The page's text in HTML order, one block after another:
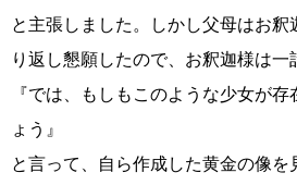
と主張しました。しかし父母はお
り返し懇願したので、お釈迦様は一
『では、もしもこのような少女が
ょう』
と言って、自ら作成した黄金の像を